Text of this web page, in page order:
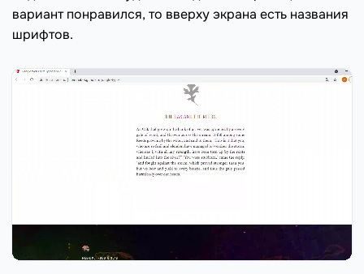
вариант понравился, то вверху экрана есть названия
шрифтов.